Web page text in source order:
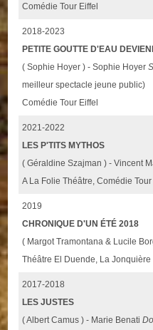
Comédie Tour Eiffel
2018-2023
PETITE GOUTTE D'EAU
( Sophie Hoyer ) - Sophie Hoyer
meilleur spectacle jeune public)
Comédie Tour Eiffel
2021-2022
LES P'TITS MYTHOS
( Géraldine Szajman ) - Vincent
A La Folie Théâtre, Comédie Tour
2019
CHRONIQUE D'UN ÉTÉ 2018
( Margot Tramontana & Lucile
Théâtre El Duende, La Jonquière
2017-2018
LES JUSTES
( Albert Camus ) - Marie Benati